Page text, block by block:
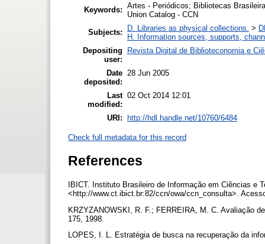
Keywords: Artes - Periódicos; Bibliotecas
Union Catalog - CCN
Subjects:
D. Libraries as physical collections. >
H. Information sources, supports,
Depositing
user:
Revista Digital de Biblioteconomia e
Date
deposited:
28 Jun 2005
Last
modified:
02 Oct 2014 12:01
URI: http://hdl.handle.net/10760/6484
Check full metadata for this record
References
IBICT. Instituto Brasileiro de Informação em Ciências e
<http://www.ct.ibict.br:82/ccn/owa/ccn_consulta>.
KRZYZANOWSKI, R. F.; FERREIRA, M. C. Avaliação
175, 1998.
LOPES, I. L. Estratégia de busca na recuperação da